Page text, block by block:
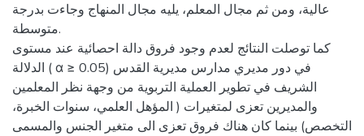
عالية، ومن ثم مجال المعلم، يليه مجال المنهاج وجاءت بدرجة
متوسطة.
كما توصلت النتائج لعدم وجود فروق دالة احصائية عند مستوى
الدلالة ( α ≥ 0.05) في دور مديري مدارس مديرية القدس
الشريف في تطوير العملية التربوية من وجهة نظر المعلمين
والمديرين تعزى لمتغيرات ( المؤهل العلمي، سنوات الخبرة،
التخصص) بينما كان هناك فروق تعزى الى متغير الجنس والمسمى